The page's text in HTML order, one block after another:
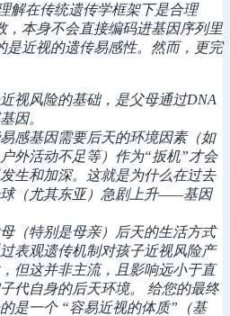
解在传统遗传学框架下是合理
，本身不会直接编码进基因序列里
是近视的遗传易感性。然而，更完
视风险的基础，是父母通过DNA
因。
感基因需要后天的环境因素（如
外活动不足等）作为“扳机”才会
生和加深。这就是为什么在过去
球（尤其东亚）急剧上升——基因
（特别是母亲）后天的生活方式
表观遗传机制对孩子近视风险产
但这并非主流，且影响远小于直
代自身的后天环境。 给您的最终
是一个 “容易近视的体质”（基